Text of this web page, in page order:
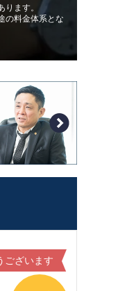
ます。
の料金体系とな
ございます